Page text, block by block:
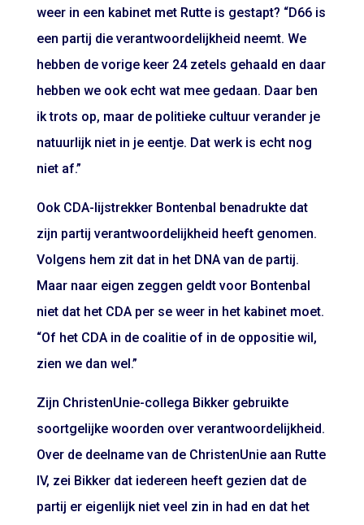
weer in een kabinet met Rutte is gestapt? “D66 is
een partij die verantwoordelijkheid neemt. We
hebben de vorige keer 24 zetels gehaald en daar
hebben we ook echt wat mee gedaan. Daar ben
ik trots op, maar de politieke cultuur verander je
natuurlijk niet in je eentje. Dat werk is echt nog
niet af.”
Ook CDA-lijstrekker Bontenbal benadrukte dat
zijn partij verantwoordelijkheid heeft genomen.
Volgens hem zit dat in het DNA van de partij.
Maar naar eigen zeggen geldt voor Bontenbal
niet dat het CDA per se weer in het kabinet moet.
“Of het CDA in de coalitie of in de oppositie wil,
zien we dan wel.”
Zijn ChristenUnie-collega Bikker gebruikte
soortgelijke woorden over verantwoordelijkheid.
Over de deelname van de ChristenUnie aan Rutte
IV, zei Bikker dat iedereen heeft gezien dat de
partij er eigenlijk niet veel zin in had en dat het